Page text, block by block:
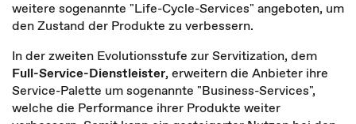
weitere sogenannte "Life-Cycle-Services" angeboten, um
den Zustand der Produkte zu verbessern.
In der zweiten Evolutionsstufe zur Servitization, dem
Full-Service-Dienstleister, erweitern die Anbieter ihre
Service-Palette um sogenannte "Business-Services",
welche die Performance ihrer Produkte weiter